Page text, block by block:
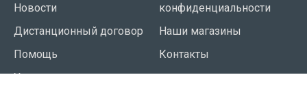
Новости
Дистанционный договор
Помощь
Условия использования
конфиденциальности
Наши магазины
Контакты